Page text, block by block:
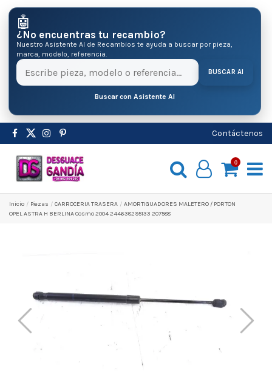
🤖
¿No encuentras tu recambio?
Nuestro Asistente AI de Recambios te ayuda a buscar por pieza,
marca, modelo, referencia.
BUSCAR AI
Buscar con Asistente AI
Contáctenos
0
Inicio Pіezas CARROCERIA TRASERA
AMORTIGUADORES MALETERO / PORTON
OPEL ASTRA H BERLINA Cosmo 2004 244638295133 207588